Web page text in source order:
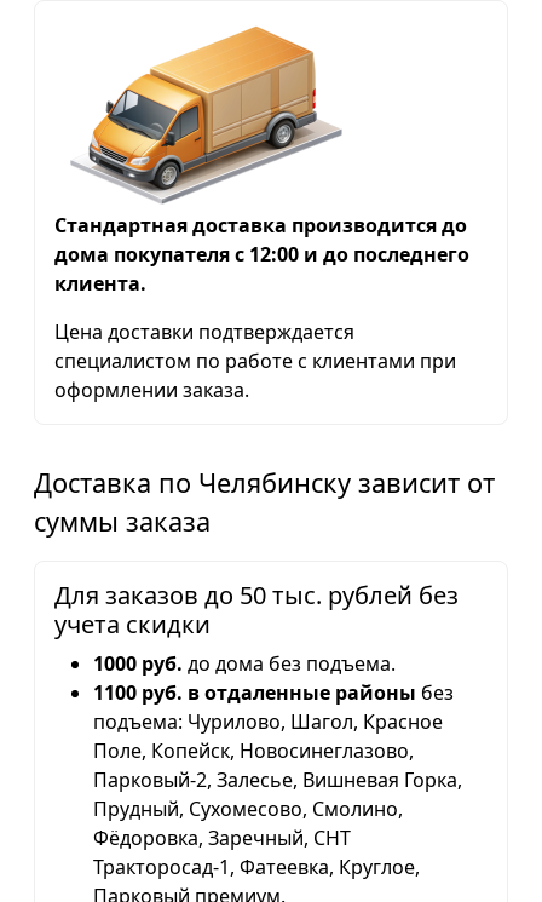
Стандартная доставка производится до
дома покупателя с 12:00 и до последнего
клиента.
Цена доставки подтверждается
специалистом по работе с клиентами при
оформлении заказа.
Доставка по Челябинску зависит от
суммы заказа
Для заказов до 50 тыс. рублей без
учета скидки
1000 руб. до дома без подъема.
1100 руб. в отдаленные районы без
подъема: Чурилово, Шагол, Красное
Поле, Копейск, Новосинеглазово,
Парковый-2, Залесье, Вишневая Горка,
Прудный, Сухомесово, Смолино,
Фёдоровка, Заречный, СНТ
Тракторосад-1, Фатеевка, Круглое,
Парковый премиум.